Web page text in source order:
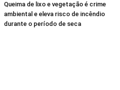
Queima de lixo e vegetação é crime
ambiental e eleva risco de incêndio
durante o período de seca